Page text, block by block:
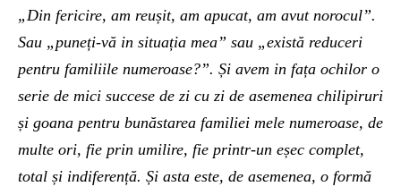
„Din fericire, am reușit, am apucat, am avut norocul”.
Sau „puneți-vă in situația mea” sau „există reduceri
pentru familiile numeroase?”. Și avem in fața ochilor o
serie de mici succese de zi cu zi de asemenea chilipiruri
și goana pentru bunăstarea familiei mele numeroase, de
multe ori, fie prin umilire, fie printr-un eșec complet,
total și indiferență. Și asta este, de asemenea, o formă